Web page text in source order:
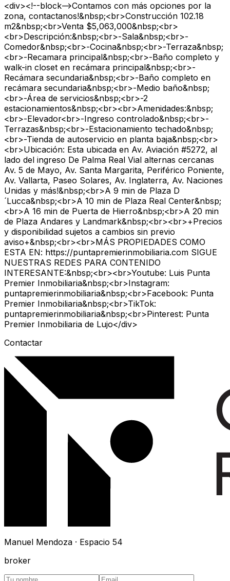
<div><!--block-->Contamos con más opciones por la
zona, contactanos!&nbsp;<br>Construcción 102.18
m2&nbsp;<br>Venta $5,063,000&nbsp;<br>
<br>Descripción:&nbsp;<br>-Sala&nbsp;<br>-
Comedor&nbsp;<br>-Cocina&nbsp;<br>-Terraza&nbsp;
<br>-Recamara principal&nbsp;<br>-Baño completo y
walk-in closet en recámara principal&nbsp;<br>-
Recámara secundaria&nbsp;<br>-Baño completo en
recámara secundaria&nbsp;<br>-Medio baño&nbsp;
<br>-Área de servicios&nbsp;<br>-2
estacionamientos&nbsp;<br><br>Amenidades:&nbsp;
<br>-Elevador<br>-Ingreso controlado&nbsp;<br>-
Terrazas&nbsp;<br>-Estacionamiento techado&nbsp;
<br>-Tienda de autoservicio en planta baja&nbsp;<br>
<br>Ubicación: Esta ubicada en Av. Aviación #5272, al
lado del ingreso De Palma Real Vial alternas cercanas
Av. 5 de Mayo, Av. Santa Margarita, Periférico Poniente,
Av. Vallarta, Paseo Solares, Av. Inglaterra, Av. Naciones
Unidas y más!&nbsp;<br>A 9 min de Plaza D
´Lucca&nbsp;<br>A 10 min de Plaza Real Center&nbsp;
<br>A 16 min de Puerta de Hierro&nbsp;<br>A 20 min
de Plaza Andares y Landmark&nbsp;<br><br>+Precios
y disponibilidad sujetos a cambios sin previo
aviso+&nbsp;<br><br>MÁS PROPIEDADES COMO
ESTA EN: https://puntapremierinmobiliaria.com SIGUE
NUESTRAS REDES PARA CONTENIDO
INTERESANTE:&nbsp;<br><br>Youtube: Luis Punta
Premier Inmobiliaria&nbsp;<br>Instagram:
puntapremierinmobiliaria&nbsp;<br>Facebook: Punta
Premier Inmobiliaria&nbsp;<br>TikTok:
puntapremierinmobiliaria&nbsp;<br>Pinterest: Punta
Premier Inmobiliaria de Lujo</div>
Contactar
Manuel Mendoza · Espacio 54
broker